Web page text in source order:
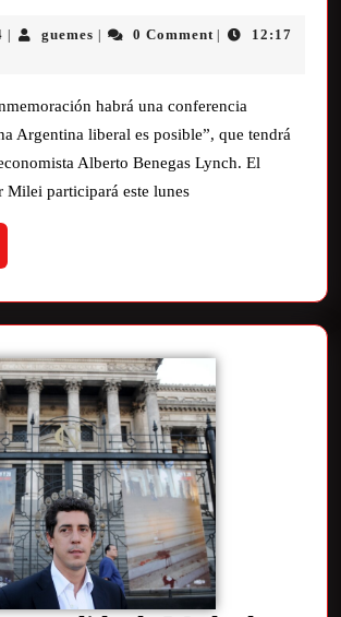
guemes 0 Comment
12:17
habrá una conferencia
Argentina liberal es posible”, que tendrá
Alberto Benegas Lynch. El
Milei participará este lunes